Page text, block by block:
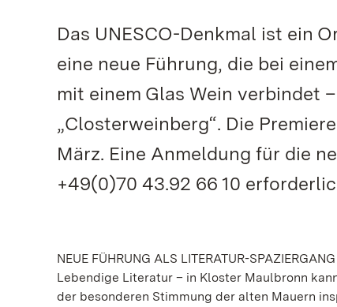
Das UNESCO-Denkmal ist ein
eine neue Führung, die bei
mit einem Glas Wein verbindet
„Closterweinberg“. Die
März. Eine Anmeldung für die
+49(0)70 43.92 66 10
NEUE FÜHRUNG ALS LITERATUR-SPAZIERGANG
Lebendige Literatur – in Kloster Maulbronn
der besonderen Stimmung der alten Mauern